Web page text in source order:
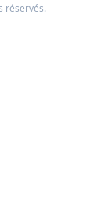
réservés.